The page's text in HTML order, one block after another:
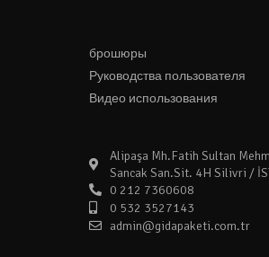
брошюры
Руководства пользователя
Видео использования
Alipaşa Mh.Fatih Sultan
Sancak San.Sit. 4H Silivri /
0 212 7360608
0 532 3527143
admin@gidapaketi.com.tr